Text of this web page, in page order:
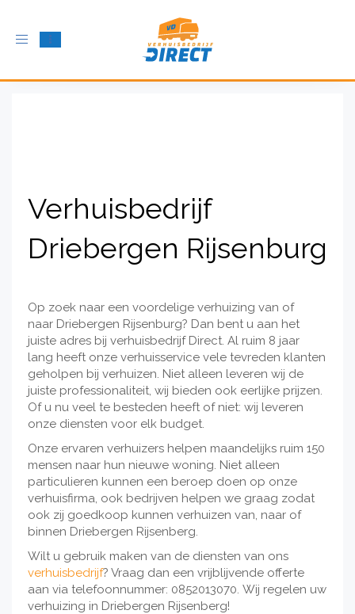
Schakel
Verhuisbedrijf
Driebergen Rijsenburg
Op zoek naar een voordelige verhuizing van of
naar Driebergen Rijsenburg? Dan bent u aan het
juiste adres bij verhuisbedrijf Direct. Al ruim 8 jaar
lang heeft onze verhuisservice vele tevreden klanten
geholpen bij verhuizen. Niet alleen leveren wij de
juiste professionaliteit, wij bieden ook eerlijke prijzen.
Of u nu veel te besteden heeft of niet: wij leveren
onze diensten voor elk budget.
Onze ervaren verhuizers helpen maandelijks ruim 150
mensen naar hun nieuwe woning. Niet alleen
particulieren kunnen een beroep doen op onze
verhuisfirma, ook bedrijven helpen we graag zodat
ook zij goedkoop kunnen verhuizen van, naar of
binnen Driebergen Rijsenberg.
Wilt u gebruik maken van de diensten van ons
verhuisbedrijf? Vraag dan een vrijblijvende offerte
aan via telefoonnummer: 0852013070. Wij regelen uw
verhuizing in Driebergen Rijsenberg!